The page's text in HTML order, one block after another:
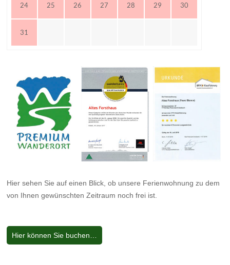
24 25 26 27 28 29 30
31
Hier sehen Sie auf einen Blick, ob unsere Ferienwohnung zu dem
von Ihnen gewünschten Zeitraum noch frei ist.
Hier können Sie buchen…